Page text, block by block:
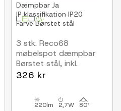
Dæmpbar Ja
IP klassifikation IP20
FarveBørstet stål
3 stk. Reco68
møbelspot dæmpbar
Børstet stål, inkl.
dæmpbar
326 kr
220lm 2,7W 80°